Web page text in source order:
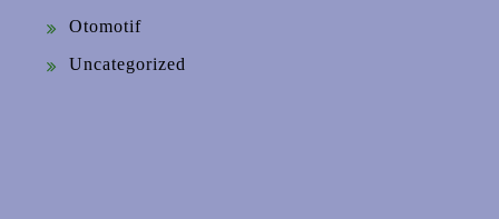
Otomotif
Uncategorized